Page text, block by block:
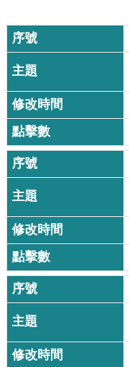
育
網
校
網
登
入
平
台
校
園
公
告
主
選
單
認
識
本